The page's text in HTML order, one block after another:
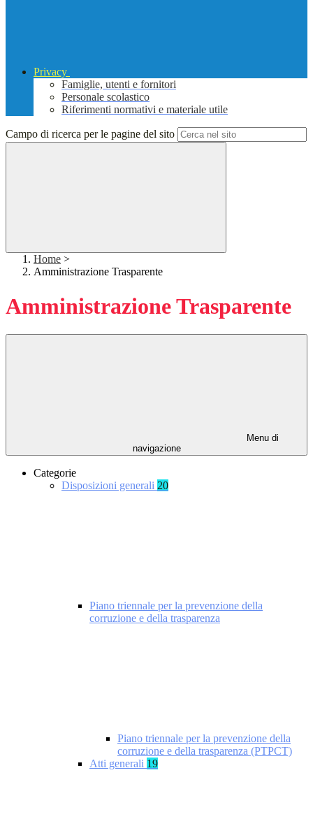
Privacy
Famiglie, utenti e fornitori
Personale scolastico
Riferimenti normativi e materiale utile
Campo di ricerca per le pagine del sito
Home >
Amministrazione Trasparente
Amministrazione Trasparente
Menu di
navigazione
Categorie
Disposizioni generali 20
Piano triennale per la prevenzione della
corruzione e della trasparenza
Piano triennale per la prevenzione della
corruzione e della trasparenza (PTPCT)
Atti generali 19